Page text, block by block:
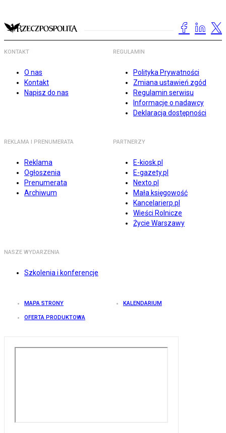
KONTAKT
O nas
Kontakt
Napisz do nas
REGULAMIN
Polityka Prywatności
Zmiana ustawień zgód
Regulamin serwisu
Informacje o nadawcy
Deklaracja dostępności
REKLAMA I PRENUMERATA
Reklama
Ogłoszenia
Prenumerata
Archiwum
PARTNERZY
E-kiosk.pl
E-gazety.pl
Nexto.pl
Mała księgowość
Kancelarierp.pl
Wieści Rolnicze
Życie Warszawy
NASZE WYDARZENIA
Szkolenia i konferencje
MAPA STRONY KALENDARIUM
OFERTA PRODUKTOWA